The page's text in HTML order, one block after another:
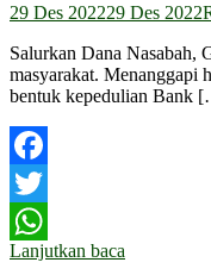
29 Des 202229 Des 2022
Salurkan Dana Nasabah,
masyarakat. Menanggapi
bentuk kepedulian Bank
Facebook
Twitter
WhatsApp
Lanjutkan baca